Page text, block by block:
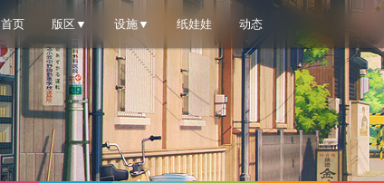
首页 版区▼ 设施▼ 纸娃娃 动态